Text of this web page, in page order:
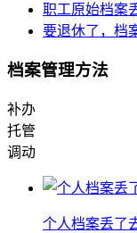
职工原始档案
要退休了，档
档案管理方法
补办
托管
调动
个人档案丢了